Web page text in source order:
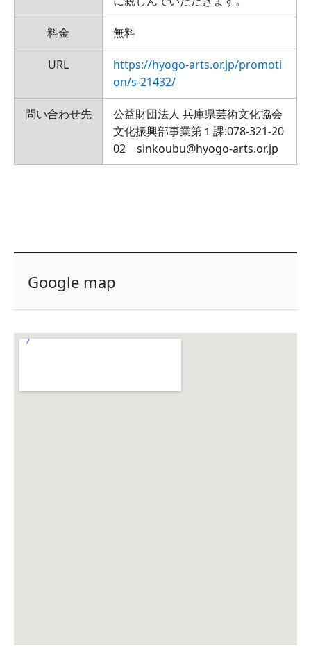
料金 無料
URL
https://hyogo-arts.or.jp/promoti
on/s-21432/
問い合わせ先
公益財団法人 兵庫県芸術文化協会
文化振興部事業第１課:078-321-20
02 sinkoubu@hyogo-arts.or.jp
Google map